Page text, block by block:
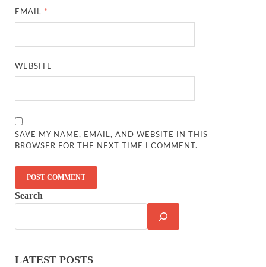
EMAIL *
WEBSITE
SAVE MY NAME, EMAIL, AND WEBSITE IN THIS
BROWSER FOR THE NEXT TIME I COMMENT.
Search
LATEST POSTS